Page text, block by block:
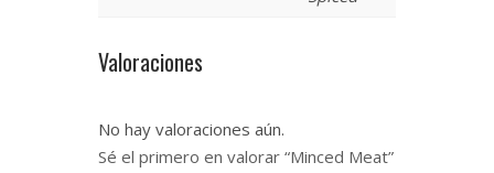
Valoraciones
No hay valoraciones aún.
Sé el primero en valorar “Minced Meat”